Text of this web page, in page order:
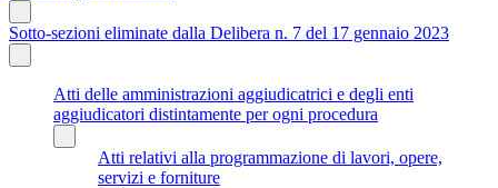
Sotto-sezioni eliminate dalla Delibera n. 7 del 17 gennaio 2023
Atti delle amministrazioni aggiudicatrici e degli enti
aggiudicatori distintamente per ogni procedura
Atti relativi alla programmazione di lavori, opere,
servizi e forniture